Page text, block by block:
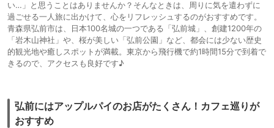
い…」と思うことはありませんか？そんなときは、周りに気を遣わずに
過ごせる一人旅に出かけて、心をリフレッシュするのがおすすめです。
青森県弘前市は、日本100名城の一つである「弘前城」、創建1200年の
「岩木山神社」や、桜が美しい「弘前公園」など、都会には少ない歴史
的観光地や癒しスポットが満載。東京から飛行機で約1時間15分で到着で
きるので、アクセスも良好です♪
弘前にはアップルパイのお店がたくさん！カフェ巡りが
おすすめ